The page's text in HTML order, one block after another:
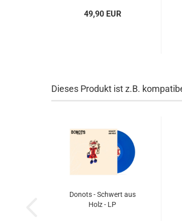
49,90 EUR
Dieses Produkt ist z.B.
Donots - Schwert aus
Holz - LP